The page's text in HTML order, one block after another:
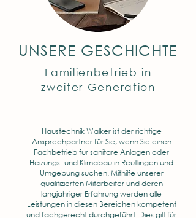
UNSERE GESCHICHTE
Familienbetrieb in
zweiter Generation
Haustechnik Walker ist der richtige
Ansprechpartner für Sie, wenn Sie einen
Fachbetrieb für sanitäre Anlagen oder
Heizungs- und Klimabau in Reutlingen und
Umgebung suchen. Mithilfe unserer
qualifizierten Mitarbeiter und deren
langjähriger Erfahrung werden alle
Leistungen in diesen Bereichen kompetent
und fachgerecht durchgeführt. Dies gilt für